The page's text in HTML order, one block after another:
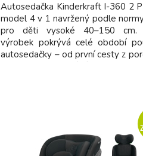
Autosedačka Kinderkraft I-360 2
model 4 v 1 navržený podle
pro děti vysoké 40–150 cm.
výrobek pokrývá celé období
autosedačky – od první cesty z